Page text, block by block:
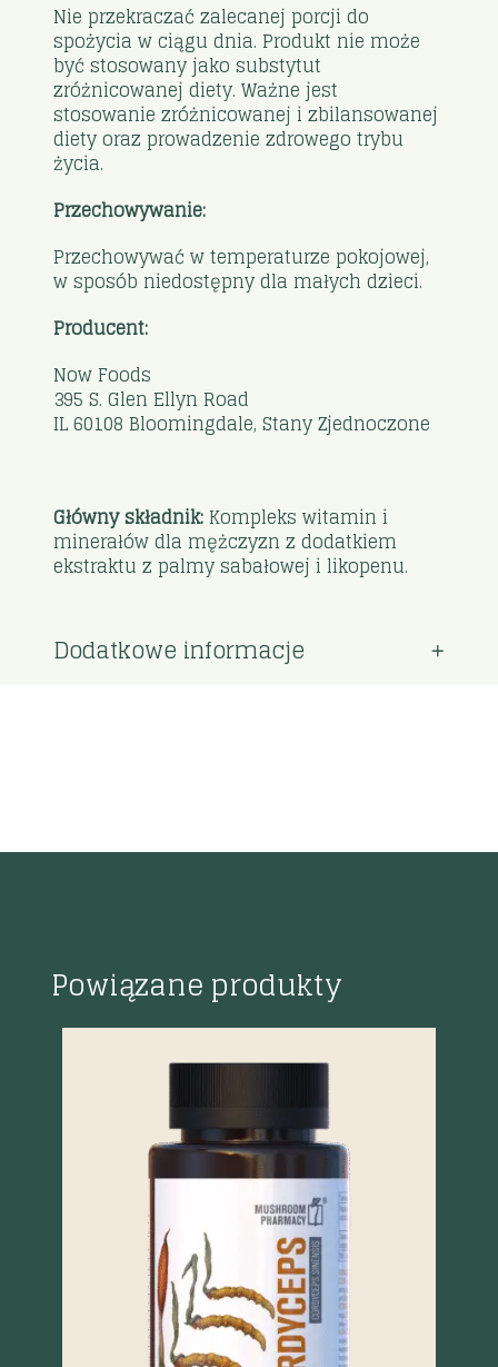
Nie przekraczać zalecanej porcji do
spożycia w ciągu dnia. Produkt nie może
być stosowany jako substytut
zróżnicowanej diety. Ważne jest
stosowanie zróżnicowanej i zbilansowanej
diety oraz prowadzenie zdrowego trybu
życia.
Przechowywanie:
Przechowywać w temperaturze pokojowej,
w sposób niedostępny dla małych dzieci.
Producent:
Now Foods
395 S. Glen Ellyn Road
IL 60108 Bloomingdale, Stany Zjednoczone
Główny składnik: Kompleks witamin i
minerałów dla mężczyzn z dodatkiem
ekstraktu z palmy sabałowej i likopenu.
Dodatkowe informacje
Powiązane produkty
Szybki podgląd